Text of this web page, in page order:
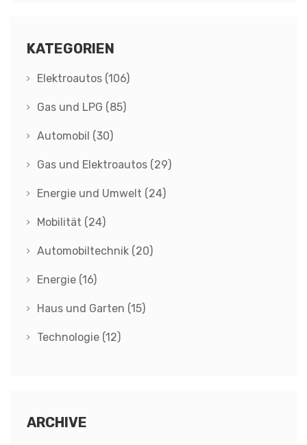
KATEGORIEN
Elektroautos (106)
Gas und LPG (85)
Automobil (30)
Gas und Elektroautos (29)
Energie und Umwelt (24)
Mobilität (24)
Automobiltechnik (20)
Energie (16)
Haus und Garten (15)
Technologie (12)
ARCHIVE